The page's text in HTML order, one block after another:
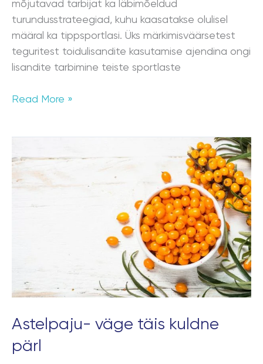
mõjutavad tarbijat ka läbimõeldud
turundusstrateegiad, kuhu kaasatakse olulisel
määral ka tippsportlasi. Üks märkimisväärsetest
teguritest toidulisandite kasutamise ajendina ongi
lisandite tarbimine teiste sportlaste
Read More »
Astelpaju- väge täis kuldne
pärl
väge
täis
kuldne